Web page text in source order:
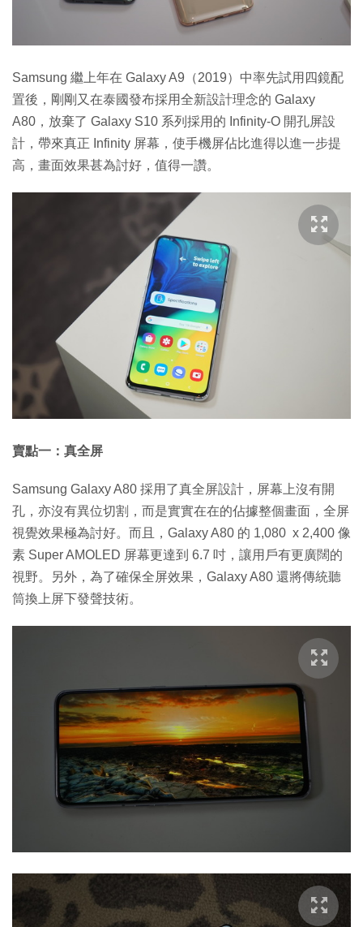
Samsung 繼上年在 Galaxy A9（2019）中率先試用四鏡配
置後，剛剛又在泰國發布採用全新設計理念的 Galaxy
A80，放棄了 Galaxy S10 系列採用的 Infinity-O 開孔屏設
計，帶來真正 Infinity 屏幕，使手機屏佔比進得以進一步提
高，畫面效果甚為討好，值得一讚。
賣點一：真全屏
Samsung Galaxy A80 採用了真全屏設計，屏幕上沒有開
孔，亦沒有異位切割，而是實實在在的佔據整個畫面，全屏
視覺效果極為討好。而且，Galaxy A80 的 1,080 x 2,400 像
素 Super AMOLED 屏幕更達到 6.7 吋，讓用戶有更廣闊的
視野。另外，為了確保全屏效果，Galaxy A80 還將傳統聽
筒換上屏下發聲技術。